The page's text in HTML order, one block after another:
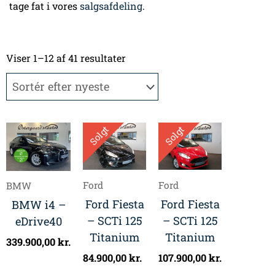
tage fat i voressalgsafdeling.
Viser 1–12 af 41 resultaterefter
BMW
BMW i4 –
eDrive40
339.900,00kr.
Solgt
Ford
Ford Fiesta
– SCTi 125
Titanium
84.900,00kr.
Solgt
Ford
Ford Fiesta
– SCTi 125
Titanium
107.900,00kr.